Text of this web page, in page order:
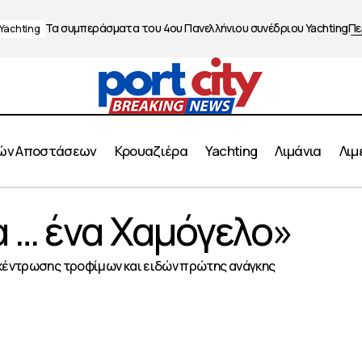
Yachting Τα συμπεράσματα του 4ου Πανελλήνιου συνέδριου Yachting
Αποστάσεων Κρουαζιέρα Yachting Λιμάνια
«Μία λαμπάδα … ένα Χαμόγελο»
ένα Χαμόγελο»
τροφίμων και ειδών πρώτης ανάγκης